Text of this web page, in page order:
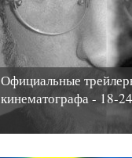
Официальные
кинематографа - 18-